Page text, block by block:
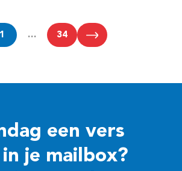
1 … 34
een vers
je mailbox?